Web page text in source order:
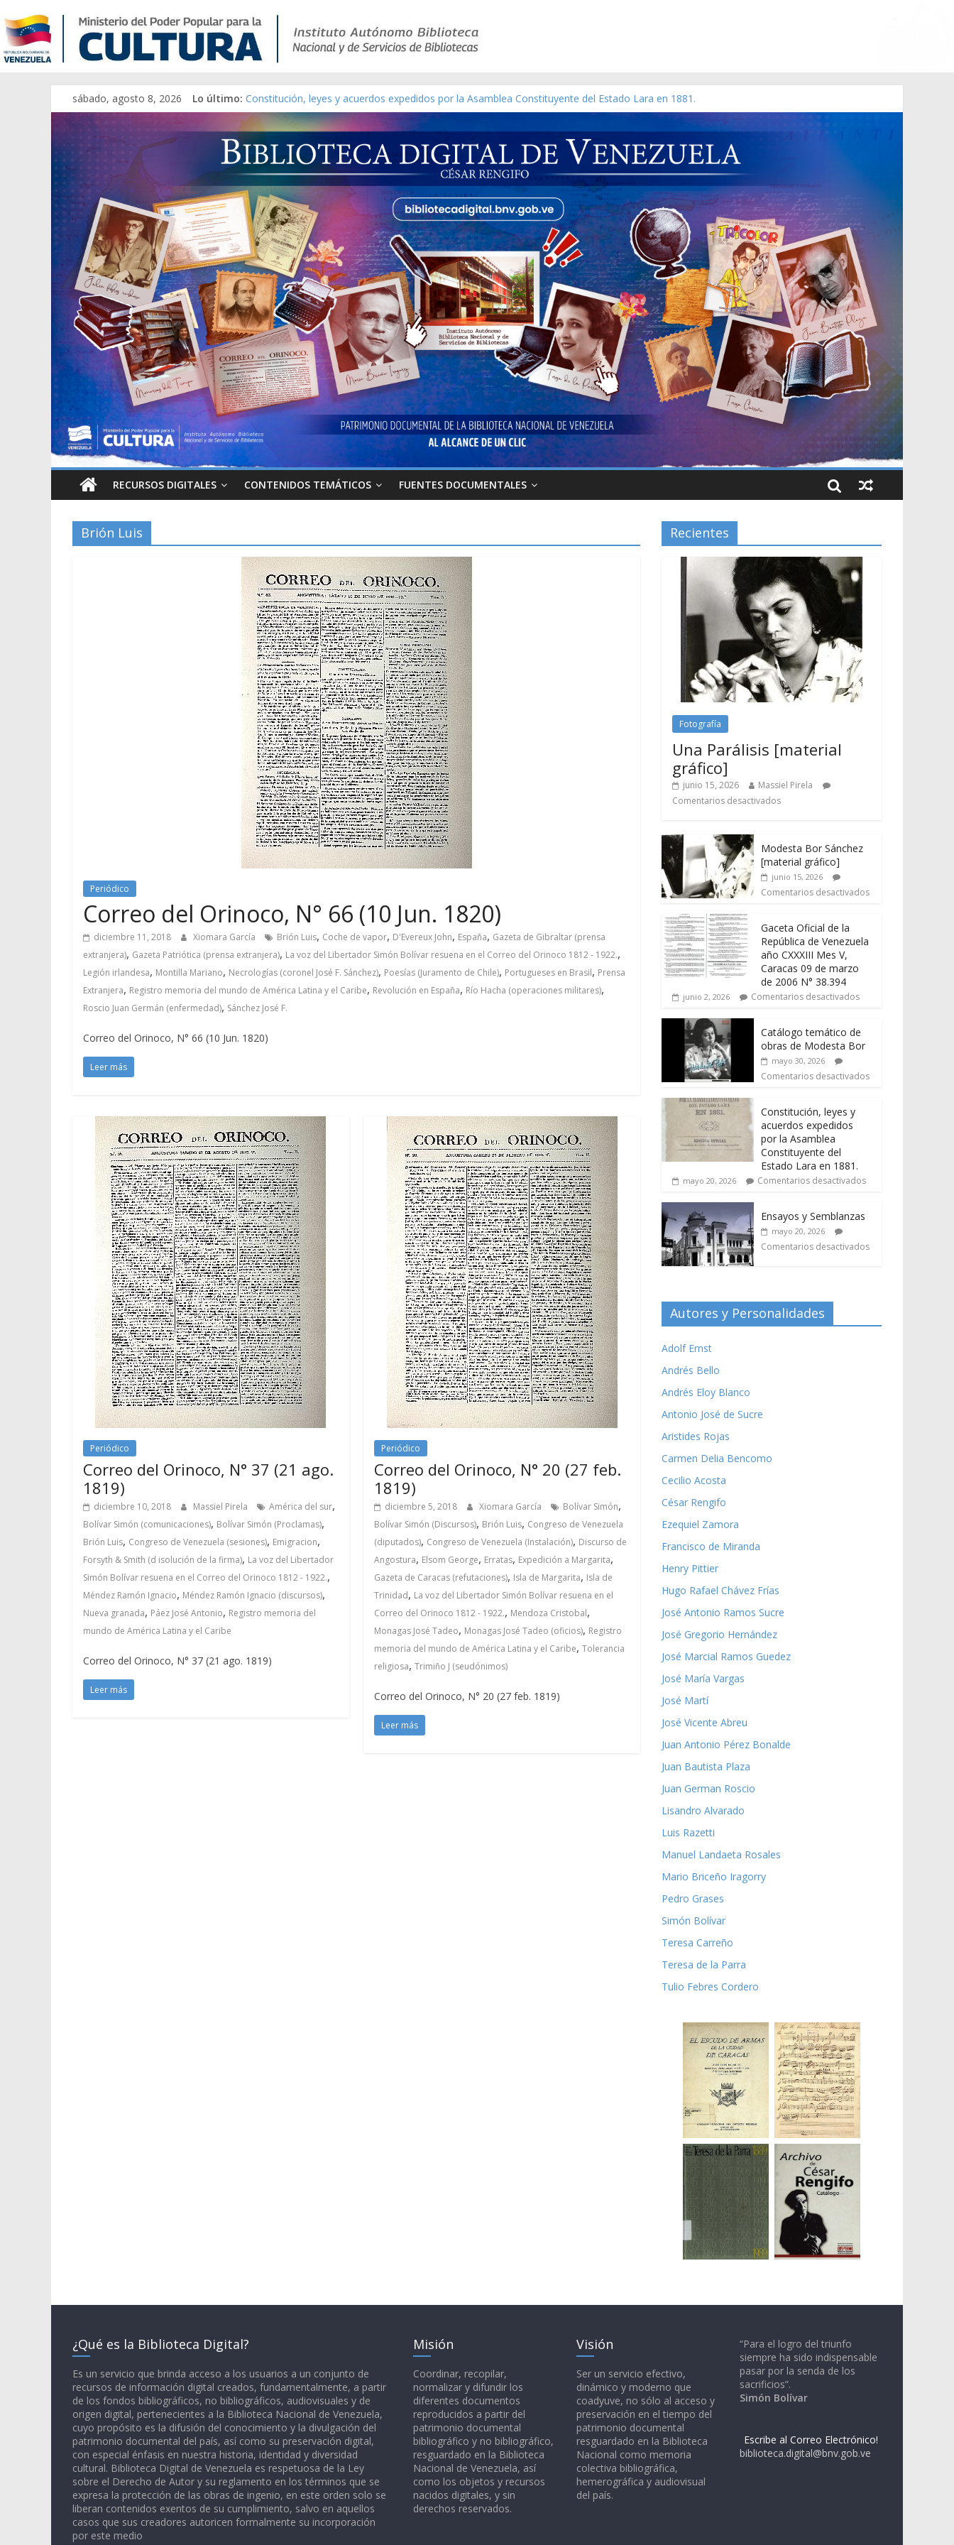
sábado, agosto 8, 2026 Lo último: Constitución, leyes y acuerdos expedidos por la Asamblea Constituyente del Estado Lara en 1881.
Una Parálisis [material gráfico]
Modesta Bor Sánchez [material gráfico]
Gaceta Oficial de la República de Venezuela año CXXXIII Mes V, Caracas 09 de marzo de 2006 N° 38.394
Catálogo temático de obras de Modesta Bor
RECURSOS DIGITALES CONTENIDOS TEMÁTICOS FUENTES DOCUMENTALES
Brión Luis
Periódico
Correo del Orinoco, N° 66 (10 Jun. 1820)
diciembre 11, 2018 Xiomara García Brión Luis, Coche de vapor, D'Evereux John, España, Gazeta de Gibraltar (prensa
extranjera), Gazeta Patriótica (prensa extranjera), La voz del Libertador Simón Bolívar resuena en el Correo del Orinoco 1812 - 1922.,
Legión irlandesa, Montilla Mariano, Necrologías (coronel José F. Sánchez), Poesías (Juramento de Chile), Portugueses en Brasil, Prensa
Extranjera, Registro memoria del mundo de América Latina y el Caribe, Revolución en España, Río Hacha (operaciones militares),
Roscio Juan Germán (enfermedad), Sánchez José F.
Correo del Orinoco, N° 66 (10 Jun. 1820)
Leer más
Periódico
Correo del Orinoco, N° 37 (21 ago.
1819)
diciembre 10, 2018 Massiel Pirela América del sur,
Bolívar Simón (comunicaciones), Bolívar Simón (Proclamas),
Brión Luis, Congreso de Venezuela (sesiones), Emigracion,
Forsyth & Smith (d isolución de la firma), La voz del Libertador
Simón Bolívar resuena en el Correo del Orinoco 1812 - 1922.,
Méndez Ramón Ignacio, Méndez Ramón Ignacio (discursos),
Nueva granada, Páez José Antonio, Registro memoria del
mundo de América Latina y el Caribe
Correo del Orinoco, N° 37 (21 ago. 1819)
Leer más
Periódico
Correo del Orinoco, N° 20 (27 feb.
1819)
diciembre 5, 2018 Xiomara García Bolívar Simón,
Bolívar Simón (Discursos), Brión Luis, Congreso de Venezuela
(diputados), Congreso de Venezuela (Instalación), Discurso de
Angostura, Elsom George, Erratas, Expedición a Margarita,
Gazeta de Caracas (refutaciones), Isla de Margarita, Isla de
Trinidad, La voz del Libertador Simón Bolívar resuena en el
Correo del Orinoco 1812 - 1922., Mendoza Cristobal,
Monagas José Tadeo, Monagas José Tadeo (oficios), Registro
memoria del mundo de América Latina y el Caribe,Tolerancia
religiosa,Trimiño J (seudónimos)
Correo del Orinoco, N° 20 (27 feb. 1819)
Leer más
Recientes
Fotografía
Una Parálisis [material
gráfico]
junio 15, 2026
Massiel Pirela
Comentarios desactivados
Modesta Bor Sánchez
[material gráfico]
junio 15, 2026
Comentarios desactivados
Gaceta Oficial de la
República de Venezuela
año CXXXIII Mes V,
Caracas 09 de marzo
de 2006 N° 38.394
junio 2, 2026 Comentarios desactivados
Catálogo temático de
obras de Modesta Bor
mayo 30, 2026
Comentarios desactivados
Constitución, leyes y
acuerdos expedidos
por la Asamblea
Constituyente del
Estado Lara en 1881.
mayo 20, 2026 Comentarios desactivados
Ensayos y Semblanzas
mayo 20, 2026
Comentarios desactivados
Autores y Personalidades
Adolf Ernst
Andrés Bello
Andrés Eloy Blanco
Antonio José de Sucre
Aristides Rojas
Carmen Delia Bencomo
Cecilio Acosta
César Rengifo
Ezequiel Zamora
Francisco de Miranda
Henry Pittier
Hugo Rafael Chávez Frías
José Antonio Ramos Sucre
José Gregorio Hernández
José Marcial Ramos Guedez
José María Vargas
José Martí
José Vicente Abreu
Juan Antonio Pérez Bonalde
Juan Bautista Plaza
Juan German Roscio
Lisandro Alvarado
Luis Razetti
Manuel Landaeta Rosales
Mario Briceño Iragorry
Pedro Grases
Simón Bolívar
Teresa Carreño
Teresa de la Parra
Tulio Febres Cordero
¿Qué es la Biblioteca Digital?
Es un servicio que brinda acceso a los usuarios a un conjunto de
recursos de información digital creados, fundamentalmente, a partir
de los fondos bibliográficos, no bibliográficos, audiovisuales y de
origen digital, pertenecientes a la Biblioteca Nacional de Venezuela,
cuyo propósito es la difusión del conocimiento y la divulgación del
patrimonio documental del país, así como su preservación digital,
con especial énfasis en nuestra historia, identidad y diversidad
cultural. Biblioteca Digital de Venezuela es respetuosa de la Ley
sobre el Derecho de Autor y su reglamento en los términos que se
expresa la protección de las obras de ingenio, en este orden solo se
liberan contenidos exentos de su cumplimiento, salvo en aquellos
casos que sus creadores autoricen formalmente su incorporación
por este medio
Misión
Coordinar, recopilar,
normalizar y difundir los
diferentes documentos
reproducidos a partir del
patrimonio documental
bibliográfico y no bibliográfico,
resguardado en la Biblioteca
Nacional de Venezuela, así
como los objetos y recursos
nacidos digitales, y sin
derechos reservados.
Visión
Ser un servicio efectivo,
dinámico y moderno que
coadyuve, no sólo al acceso y
preservación en el tiempo del
patrimonio documental
resguardado en la Biblioteca
Nacional como memoria
colectiva bibliográfica,
hemerográfica y audiovisual
del país.
“Para el logro del triunfo
siempre ha sido indispensable
pasar por la senda de los
sacrificios”.
Simón Bolívar
Escribe al Correo Electrónico!
biblioteca.digital@bnv.gob.ve